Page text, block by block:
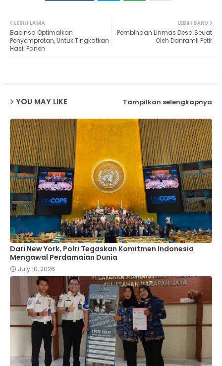
ats
LEBIH BARU
Pembinaan Linmas Desa Seuat
Oleh Danramil Petir
LEBIH LAMA
Babinsa Optimalkan
Penyemprotan, Untuk Tingkatkan
Hasil Panen
YOU MAY LIKE Tampilkan selengkapnya
Dari New York, Polri Tegaskan Komitmen Indonesia
Mengawal Perdamaian Dunia
July 10, 2026